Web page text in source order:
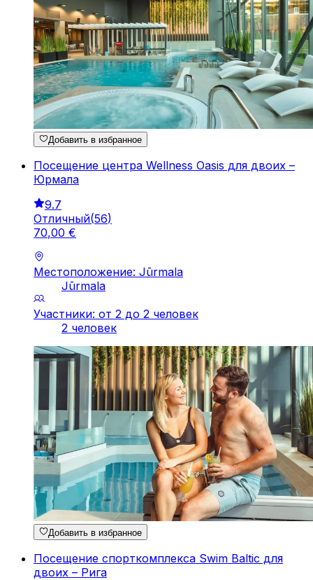
Добавить в избранное
Посещение центра Wellness Oasis для двоих –
Юрмала
9.7
Отличный(56)
70,00 €
Местоположение: Jūrmala
Jūrmala
Участники: от 2 до 2 человек
2 человек
Добавить в избранное
Посещение спорткомплекса Swim Baltic для
двоих – Рига